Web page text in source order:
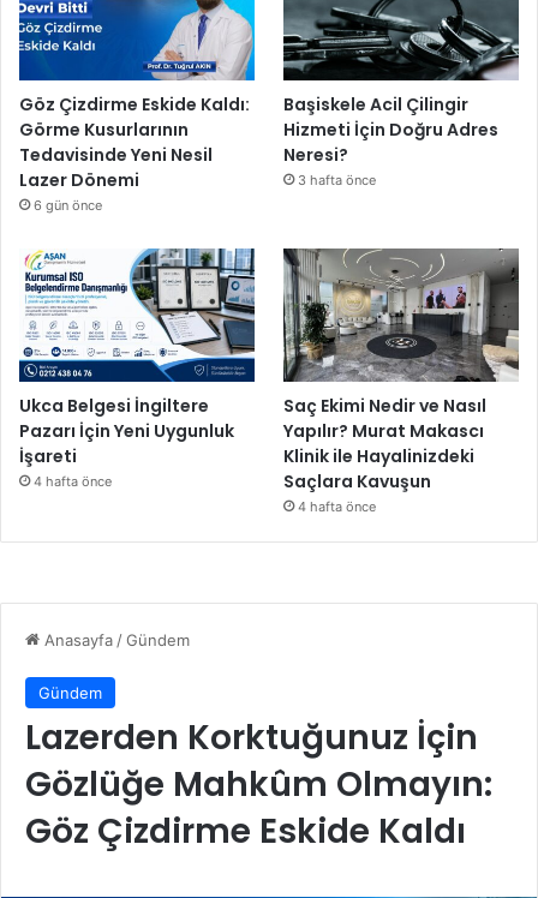
Göz Çizdirme Eskide Kaldı:
Görme Kusurlarının
Tedavisinde Yeni Nesil
Lazer Dönemi
6 gün önce
Başiskele Acil Çilingir
Hizmeti İçin Doğru Adres
Neresi?
3 hafta önce
Ukca Belgesi İngiltere
Pazarı İçin Yeni Uygunluk
İşareti
4 hafta önce
Saç Ekimi Nedir ve Nasıl
Yapılır? Murat Makascı
Klinik ile Hayalinizdeki
Saçlara Kavuşun
4 hafta önce